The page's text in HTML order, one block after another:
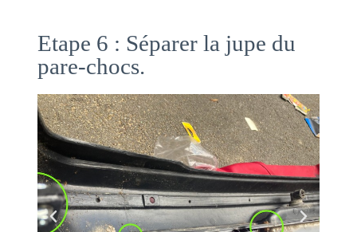
Etape 6 : Séparer la jupe du
pare-chocs.